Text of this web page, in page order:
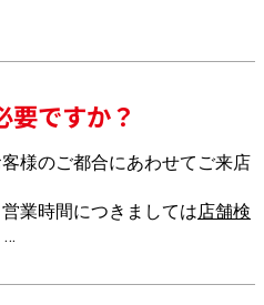
要ですか？
様のご都合にあわせてご来店
業時間につきましては店舗検